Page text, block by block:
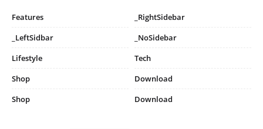
Features
_RightSidebar
_LeftSidbar
_NoSidebar
Lifestyle
Tech
Shop
Download
Shop
Download